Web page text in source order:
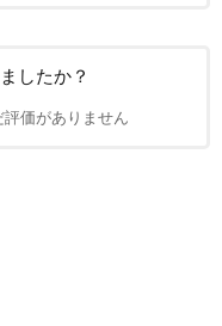
したか？
評価がありません